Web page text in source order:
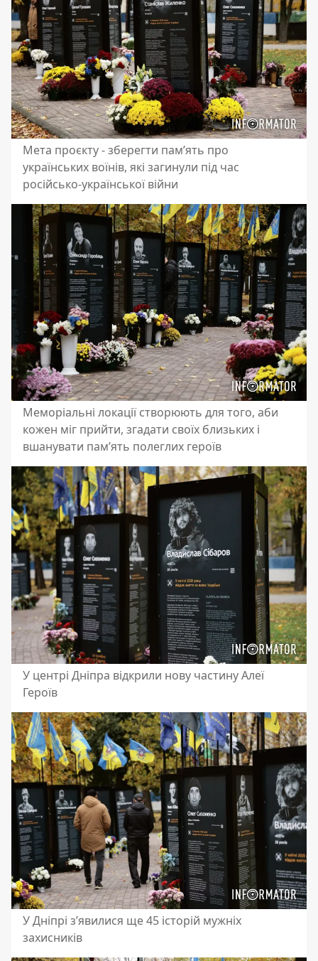
Мета проєкту - зберегти пам’ять про
українських воїнів, які загинули під час
російсько-української війни
Меморіальні локації створюють для того, аби
кожен міг прийти, згадати своїх близьких і
вшанувати пам’ять полеглих героїв
У центрі Дніпра відкрили нову частину Алеї
Героїв
У Дніпрі з’явилися ще 45 історій мужніх
захисників